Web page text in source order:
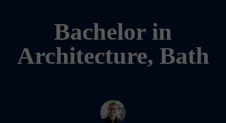
Bachelor in
Architecture, Bath